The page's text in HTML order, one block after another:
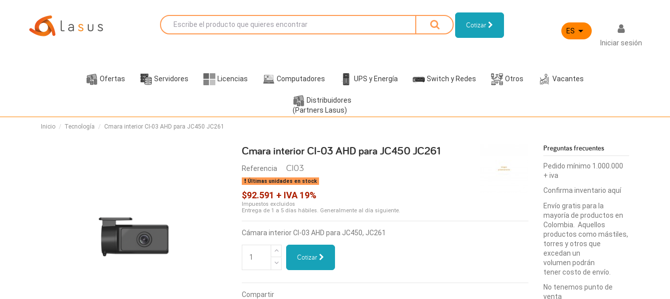
Cotizar
ES 
Iniciar sesión
Ofertas Servidores Licencias Computadores UPS y Energía Switch y Redes Otros Vacantes
Distribuidores
(Partners Lasus)
Inicio Tecnología Cmara interior CI-03 AHD para JC450 JC261
Cmara interior CI-03 AHD para JC450 JC261
Referencia CI03
Últimas unidades en stock
$92.591 + IVA 19%
Impuestos excluidos
Entrega de 1 a 5 días hábiles. Generalmente al día siguiente.
Cámara interior CI-03 AHD para JC450, JC261
Cotizar
Compartir
Preguntas frecuentes
Pedido mínimo 1.000.000
+ iva
Confirma inventario aquí
Envío gratis para la
mayoría de productos en
Colombia. Aquellos
productos como mástiles,
torres y otros que
excedan un
volumen podrán
tener costo de envío.
No tenemos punto de
venta